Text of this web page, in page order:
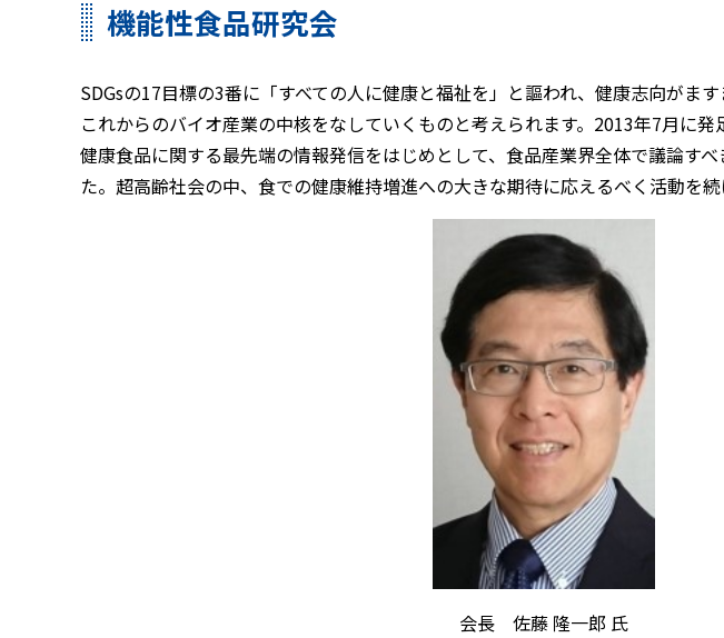
機能性食品研究会
SDGsの17目標の3番に「すべての人に健康と福祉を」と謳われ、健康志向がま
これからのバイオ産業の中核をなしていくものと考えられます。2013年7月に発
健康食品に関する最先端の情報発信をはじめとして、食品産業界全体で議論す
た。超高齢社会の中、食での健康維持増進への大きな期待に応えるべく活動を続
会長 佐藤 隆一郎 氏